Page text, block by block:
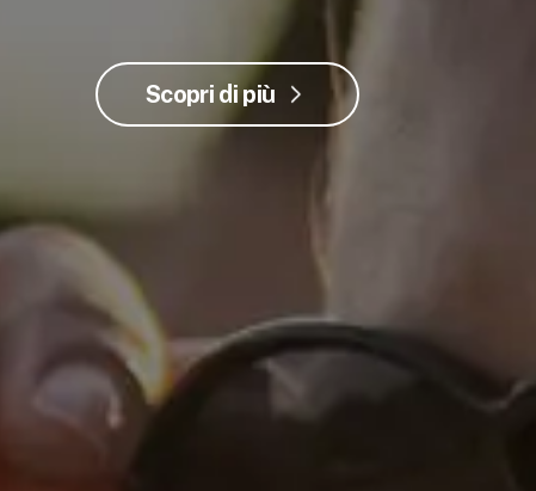
Scopri di più